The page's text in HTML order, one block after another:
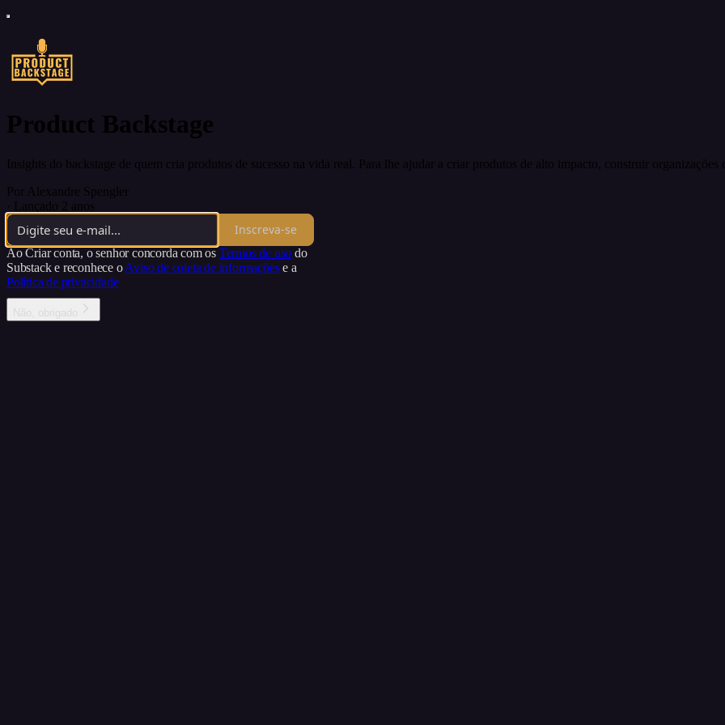
Product Backstage
Insights do backstage de quem cria produtos de sucesso na vida real. Para lhe ajudar a criar produtos de alto impacto, construir organizações
Por Alexandre Spengler
· Lançado 2 anos
Inscreva-se
Ao Criar conta, o senhor concorda com os Termos de uso do
Substack e reconhece oAviso de coleta de informaçõese a
Política de privacidade